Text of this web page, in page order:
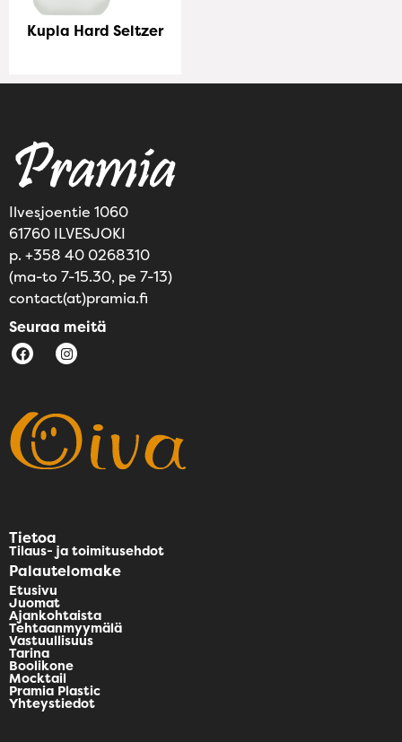
Kupla Hard Seltzer
Ilvesjoentie 1060
61760 ILVESJOKI
p. +358 40 0268310
(ma-to 7-15.30, pe 7-13)
contact(at)pramia.fi
Seuraa meitä
Tietoa
Tilaus- ja toimitusehdot
Palautelomake
Etusivu
Juomat
Ajankohtaista
Tehtaanmyymälä
Vastuullisuus
Tarina
Boolikone
Mocktail
Pramia Plastic
Yhteystiedot